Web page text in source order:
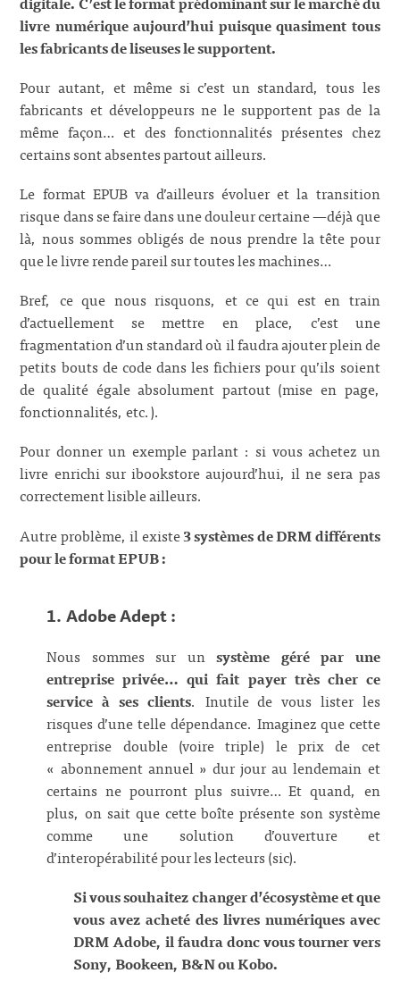
livre numérique aujourd’hui puisque quasiment tous
les fabricants de liseuses le supportent.
Pour autant, et même si c’est un standard, tous les
fabricants et développeurs ne le supportent pas de la
même façon… et des fonctionnalités présentes chez
certains sont absentes partout ailleurs.
Le format EPUB va d’ailleurs évoluer et la transition
risque dans se faire dans une douleur certaine —déjà que
là, nous sommes obligés de nous prendre la tête pour
que le livre rende pareil sur toutes les machines…
Bref, ce que nous risquons, et ce qui est en train
d’actuellement se mettre en place, c’est une
fragmentation d’un standard où il faudra ajouter plein de
petits bouts de code dans les fichiers pour qu’ils soient
de qualité égale absolument partout (mise en page,
fonctionnalités, etc.).
Pour donner un exemple parlant : si vous achetez un
livre enrichi sur ibookstore aujourd’hui, il ne sera pas
correctement lisible ailleurs.
Autre problème, il existe3 systèmes de DRM différents
pour le format EPUB :
1. Adobe Adept :
Nous sommes sur unsystème géré par une
entreprise privée… qui fait payer très cher ce
service à ses clients. Inutile de vous lister les
risques d’une telle dépendance. Imaginez que cette
entreprise double (voire triple) le prix de cet
« abonnement annuel » dur jour au lendemain et
certains ne pourront plus suivre… Et quand, en
plus, on sait que cette boîte présente son système
comme une solution d’ouverture et
d’interopérabilité pour les lecteurs (sic).
Si vous souhaitez changer d’écosystème et que
vous avez acheté des livres numériques avec
DRM Adobe, il faudra donc vous tourner vers
Sony, Bookeen, B&N ou Kobo.